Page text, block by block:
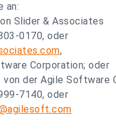
an:
Slider & Associates
0170, oder
,
Corporation; oder
der Agile Software
7140, oder